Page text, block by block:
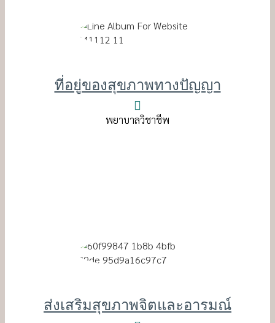
ที่อยู่ของสุขภาพทางปัญญา
พยาบาลวิชาชีพ
ส่งเสริมสุขภาพจิตและอารมณ์